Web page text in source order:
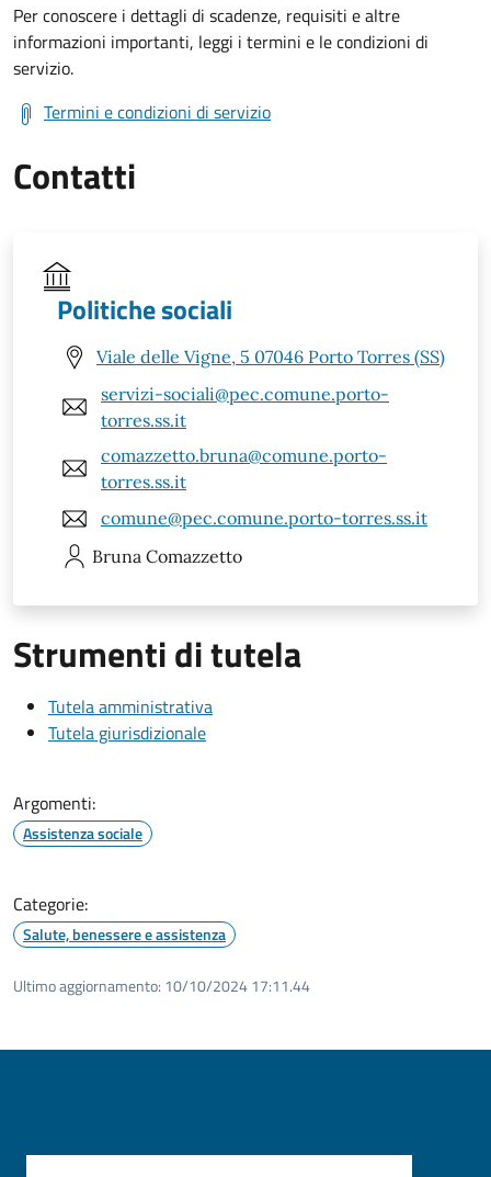
Per conoscere i dettagli di scadenze, requisiti e altre
informazioni importanti, leggi i termini e le condizioni di
servizio.
Termini e condizioni di servizio
Contatti
Politiche sociali
Viale delle Vigne, 5 07046 Porto Torres (SS)
servizi-sociali@pec.comune.porto-
torres.ss.it
comazzetto.bruna@comune.porto-
torres.ss.it
comune@pec.comune.porto-torres.ss.it
Bruna Comazzetto
Strumenti di tutela
Tutela amministrativa
Tutela giurisdizionale
Argomenti:
Assistenza sociale
Categorie:
Salute, benessere e assistenza
Ultimo aggiornamento: 10/10/2024 17:11.44